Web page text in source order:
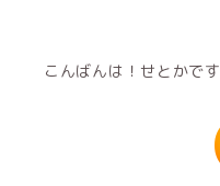
こんばんは！せとかです